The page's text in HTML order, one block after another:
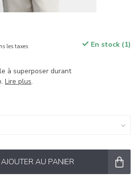
les taxes En stock (1)
à superposer durant
Lire plus.
AJOUTER AU PANIER